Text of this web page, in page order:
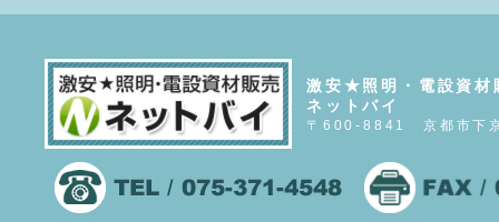
激安★照明・電設資材
ネットバイ
〒600-8841 京都市下